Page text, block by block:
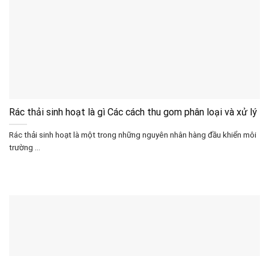
Rác thải sinh hoạt là gì Các cách thu gom phân loại và xử lý
Rác thải sinh hoạt là một trong những nguyên nhân hàng đầu khiển môi
trường ...